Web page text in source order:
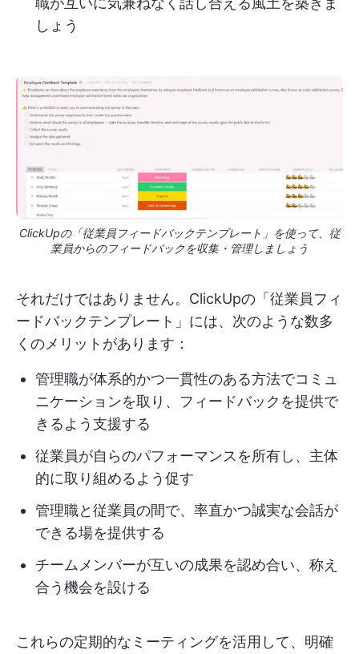
しょう
ClickUpの「従業員フィードバックテンプレート」を使って、従
業員からのフィードバックを収集・管理しましょう
それだけではありません。ClickUpの「従業員フィ
ードバックテンプレート」には、次のような数多
くのメリットがあります：
管理職が体系的かつ一貫性のある方法でコミュ
ニケーションを取り、フィードバックを提供で
きるよう支援する
従業員が自らのパフォーマンスを所有し、主体
的に取り組めるよう促す
管理職と従業員の間で、率直かつ誠実な会話が
できる場を提供する
チームメンバーが互いの成果を認め合い、称え
合う機会を設ける
これらの定期的なミーティングを活用して、明確